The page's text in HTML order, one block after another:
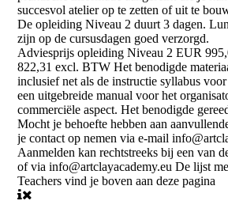
succesvol atelier op te zetten of uit te
De opleiding Niveau 2 duurt 3 dagen.
zijn op de cursusdagen goed verzorgd.
Adviesprijs opleiding Niveau 2 EUR
822,31 excl. BTW Het benodigde
inclusief net als de instructie syllabus
een uitgebreide manual voor het
commerciële aspect. Het benodigde
Mocht je behoefte hebben aan
je contact op nemen via e-mail
Aanmelden kan rechtstreeks bij een van
of via info@artclayacademy.eu De lijst
Teachers vind je boven aan deze pagina